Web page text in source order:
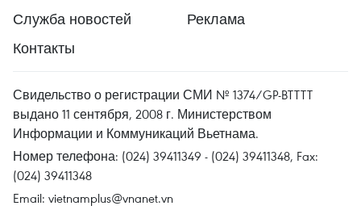
Служба новостей
Реклама
Контакты
Свидельство о регистрации СМИ № 1374/GP-BTTTT
выдано 11 сентября, 2008 г. Министерством
Информации и Коммуникаций Вьетнама.
Номер телефона: (024) 39411349 - (024) 39411348, Fax:
(024) 39411348
Email: vietnamplus@vnanet.vn